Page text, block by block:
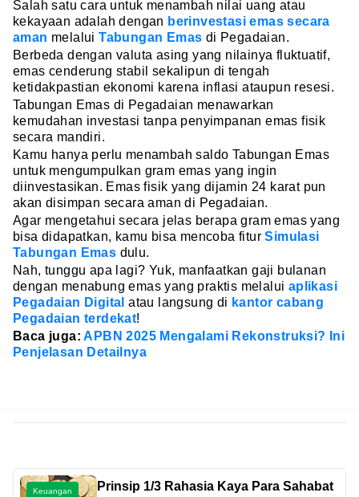
Salah satu cara untuk menambah nilai uang atau
kekayaan adalah dengan berinvestasi emas secara
aman melaluiTabungan Emas di Pegadaian.
Berbeda dengan valuta asing yang nilainya fluktuatif,
emas cenderung stabil sekalipun di tengah
ketidakpastian ekonomi karena inflasi ataupun resesi.
Tabungan Emas di Pegadaian menawarkan
kemudahan investasi tanpa penyimpanan emas fisik
secara mandiri.
Kamu hanya perlu menambah saldo Tabungan Emas
untuk mengumpulkan gram emas yang ingin
diinvestasikan. Emas fisik yang dijamin 24 karat pun
akan disimpan secara aman di Pegadaian.
Agar mengetahui secara jelas berapa gram emas yang
bisa didapatkan, kamu bisa mencoba fiturSimulasi
Tabungan Emas dulu.
Nah, tunggu apa lagi? Yuk, manfaatkan gaji bulanan
dengan menabung emas yang praktis melalui aplikasi
Pegadaian Digital atau langsung di kantor cabang
Pegadaian terdekat!
Baca juga:APBN 2025 Mengalami Rekonstruksi? Ini
Penjelasan Detailnya
Keuangan
Prinsip 1/3 Rahasia Kaya Para Sahabat